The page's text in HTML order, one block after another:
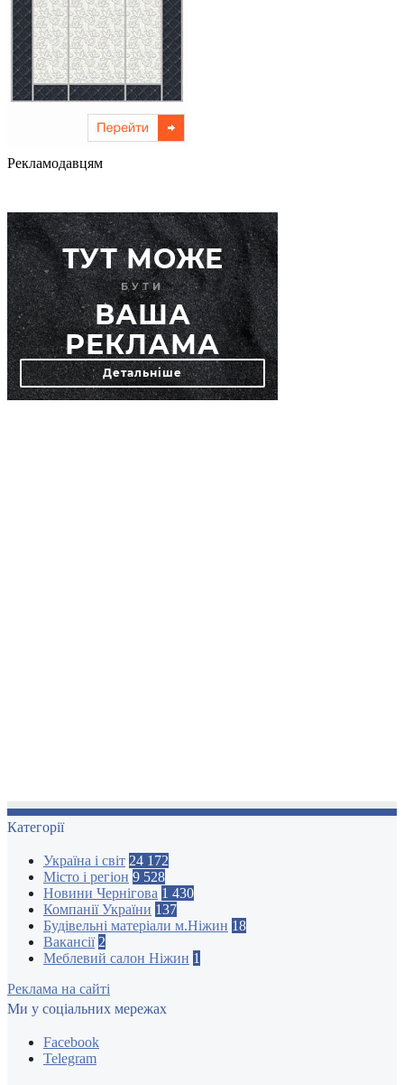
Рекламодавцям
Категорії
Україна і світ 24 172
Місто і регіон 9 528
Новини Чернігова 1 430
Компанії України 137
Будівельні матеріали м.Ніжин 18
Вакансії 2
Меблевий салон Ніжин 1
Реклама на сайті
Ми у соціальних мережах
Facebook
Telegram